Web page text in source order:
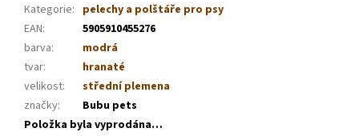
Kategorie: pelechy a polštáře pro psy
EAN:
5905910455276
barva:
modrá
tvar:
hranaté
velikost:
střední plemena
značky:
Bubu pets
Položka byla vyprodána…